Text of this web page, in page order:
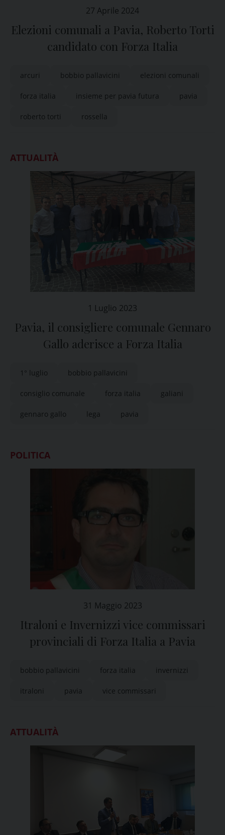
27 Aprile 2024
Elezioni comunali a Pavia, Roberto Torti
candidato con Forza Italia
arcuri bobbio pallavicini elezioni comunali
forza italia insieme per pavia futura pavia
roberto torti rossella
ATTUALITÀ
1 Luglio 2023
Pavia, il consigliere comunale Gennaro
Gallo aderisce a Forza Italia
1° luglio bobbio pallavicini
consiglio comunale forza italia galiani
gennaro gallo lega pavia
POLITICA
31 Maggio 2023
Itraloni e Invernizzi vice commissari
provinciali di Forza Italia a Pavia
bobbio pallavicini forza italia invernizzi
itraloni pavia vice commissari
ATTUALITÀ